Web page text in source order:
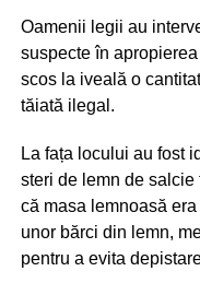
Oamenii legii au
suspecte în
scos la iveală o
tăiată ilegal.
La fața locului au fost
steri de lemn de
că masa lemnoasă
unor bărci din lemn,
pentru a evita